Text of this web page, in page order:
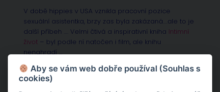
V době hippies v USA vznikla pracovní pozice
sexuální asistentka, brzy zas byla zakázaná….ale to je
další příbeh …. Velmi čtivá a inspirativní kniha Intimní
život – byl podle ní natočen i film, ale knihu
nenahradí …
články, které s tématem souvisí např.:Sexualita jako zrcadlo
partnerstvíaCo nevědí asexuálové a popírači pohlaví? Na
čem ulpívají?
Aby se vám web dobře používal (Souhlas s
cookies)